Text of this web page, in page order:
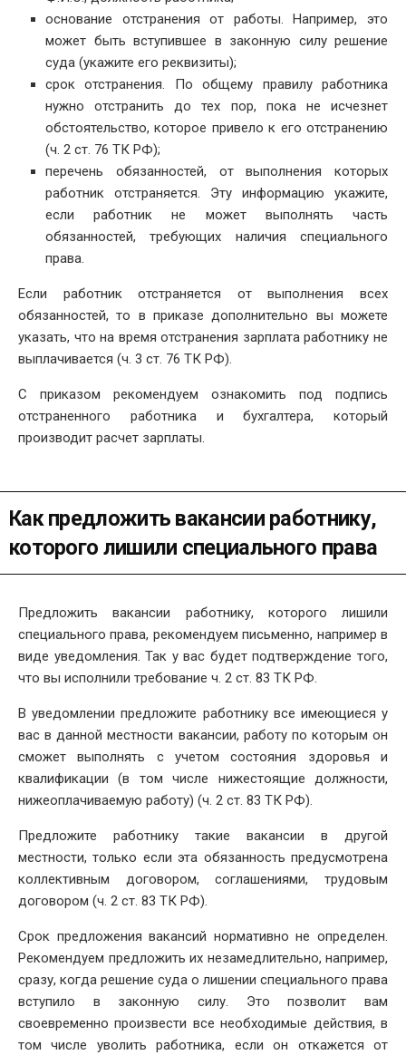
основание отстранения от работы. Например, это
может быть вступившее в законную силу решение
суда (укажите его реквизиты);
срок отстранения. По общему правилу работника
нужно отстранить до тех пор, пока не исчезнет
обстоятельство, которое привело к его отстранению
(ч. 2 ст. 76 ТК РФ);
перечень обязанностей, от выполнения которых
работник отстраняется. Эту информацию укажите,
если работник не может выполнять часть
обязанностей, требующих наличия специального
права.
Если работник отстраняется от выполнения всех
обязанностей, то в приказе дополнительно вы можете
указать, что на время отстранения зарплата работнику не
выплачивается (ч. 3 ст. 76 ТК РФ).
С приказом рекомендуем ознакомить под подпись
отстраненного работника и бухгалтера, который
производит расчет зарплаты.
Как предложить вакансии работнику,
которого лишили специального права
Предложить вакансии работнику, которого лишили
специального права, рекомендуем письменно, например в
виде уведомления. Так у вас будет подтверждение того,
что вы исполнили требование ч. 2 ст. 83 ТК РФ.
В уведомлении предложите работнику все имеющиеся у
вас в данной местности вакансии, работу по которым он
сможет выполнять с учетом состояния здоровья и
квалификации (в том числе нижестоящие должности,
нижеоплачиваемую работу) (ч. 2 ст. 83 ТК РФ).
Предложите работнику такие вакансии в другой
местности, только если эта обязанность предусмотрена
коллективным договором, соглашениями, трудовым
договором (ч. 2 ст. 83 ТК РФ).
Срок предложения вакансий нормативно не определен.
Рекомендуем предложить их незамедлительно, например,
сразу, когда решение суда о лишении специального права
вступило в законную силу. Это позволит вам
своевременно произвести все необходимые действия, в
том числе уволить работника, если он откажется от